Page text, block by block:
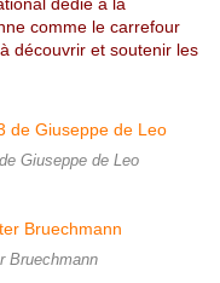
comme le carrefour
découvrir et soutenir les
Giuseppe de Leo
Bruechmann